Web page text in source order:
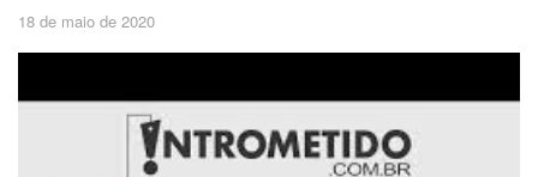
18 de maio de 2020